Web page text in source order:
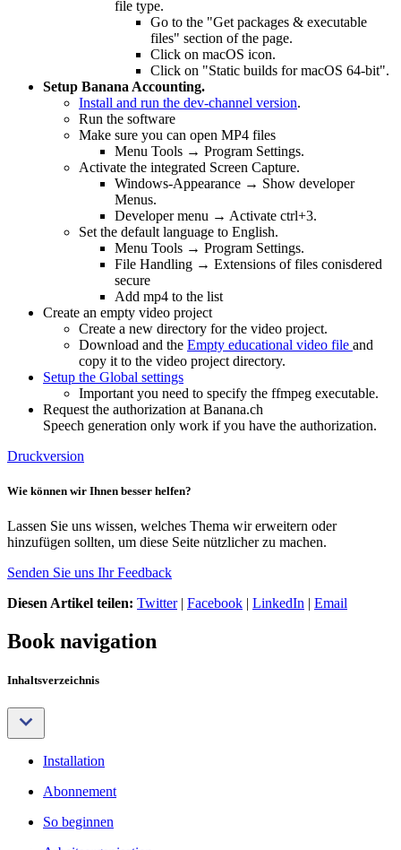
file type.
Go to the "Get packages & executable
files" section of the page.
Click on macOS icon.
Click on "Static builds for macOS 64-bit".
Setup Banana Accounting.
Install and run the dev-channel version.
Run the software
Make sure you can open MP4 files
Menu Tools → Program Settings.
Activate the integrated Screen Capture.
Windows-Appearance → Show developer
Menus.
Developer menu → Activate ctrl+3.
Set the default language to English.
Menu Tools → Program Settings.
File Handling → Extensions of files conisdered
secure
Add mp4 to the list
Create an empty video project
Create a new directory for the video project.
Download and the Empty educational video file and
copy it to the video project directory.
Setup the Global settings
Important you need to specify the ffmpeg executable.
Request the authorization at Banana.ch
Speech generation only work if you have the authorization.
Druckversion
Wie können wir Ihnen besser helfen?
Lassen Sie uns wissen, welches Thema wir erweitern oder
hinzufügen sollten, um diese Seite nützlicher zu machen.
Senden Sie uns Ihr Feedback
Diesen Artikel teilen: Twitter| Facebook | LinkedIn | Email
Book navigation
Inhaltsverzeichnis
Installation
Abonnement
So beginnen